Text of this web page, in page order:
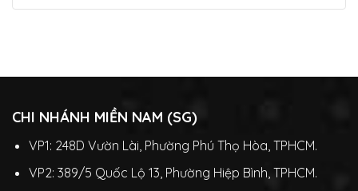
CHI NHÁNH MIỀN NAM (SG)
VP1: 248D Vườn Lài, Phường Phú Thọ Hòa, TPHCM.
VP2: 389/5 Quốc Lộ 13, Phường Hiệp Bình, TPHCM.